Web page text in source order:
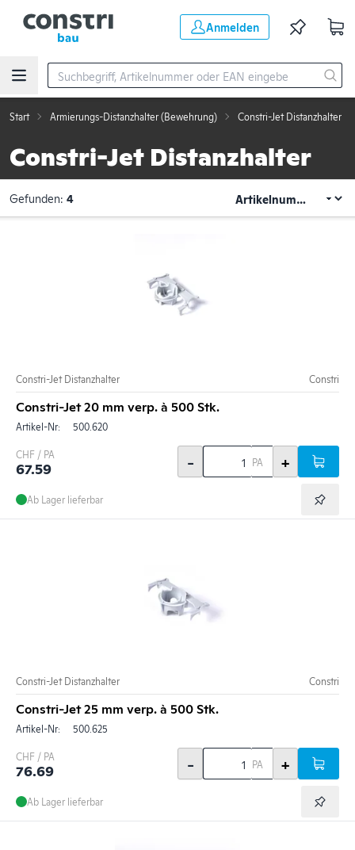
Anmelden
Start Armierungs-Distanzhalter (Bewehrung) Constri-Jet Distanzhalter
Constri-Jet Distanzhalter
Gefunden: 4
Constri-Jet Distanzhalter Constri
Constri-Jet 20 mm verp. à 500 Stk.
Artikel-Nr: 500.620
CHF / PA
67.59 - PA +
Ab Lager lieferbar
Constri-Jet Distanzhalter Constri
Constri-Jet 25 mm verp. à 500 Stk.
Artikel-Nr: 500.625
CHF / PA
76.69 - PA +
Ab Lager lieferbar